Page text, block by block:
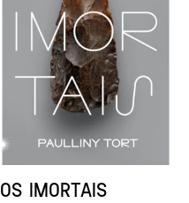
ORAÇÃO PARA